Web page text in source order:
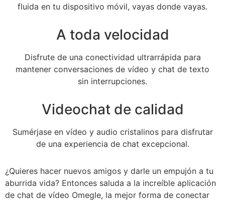
fluida en tu dispositivo móvil, vayas donde vayas.
A toda velocidad
Disfrute de una conectividad ultrarrápida para
mantener conversaciones de vídeo y chat de texto
sin interrupciones.
Videochat de calidad
Sumérjase en vídeo y audio cristalinos para disfrutar
de una experiencia de chat excepcional.
¿Quieres hacer nuevos amigos y darle un empujón a tu
aburrida vida? Entonces saluda a la increíble aplicación
de chat de vídeo Omegle, la mejor forma de conectar